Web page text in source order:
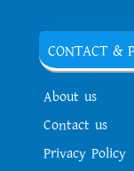
CONTACT &
About us
Contact us
Privacy Policy